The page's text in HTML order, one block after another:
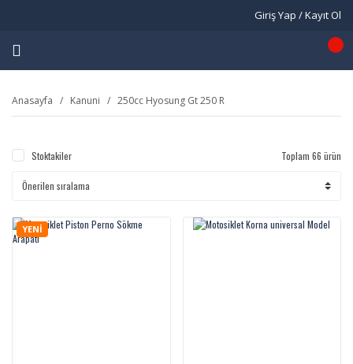
Giriş Yap / Kayıt Ol
Anasayfa Kanuni 250cc Hyosung Gt 250 R
Stoktakiler Toplam 66 ürün
YENİ